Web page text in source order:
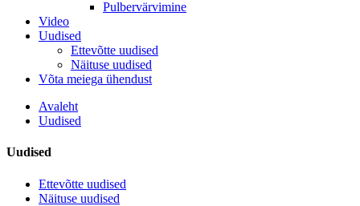
Pulbervärvimine
Video
Uudised
Ettevõtte uudised
Näituse uudised
Võta meiega ühendust
Avaleht
Uudised
Uudised
Ettevõtte uudised
Näituse uudised